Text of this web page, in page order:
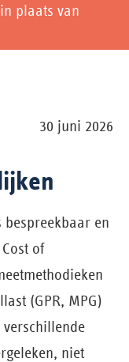
plaats van
30 juni 2026
bespreekbaar en
of
(GPR, MPG)
niet